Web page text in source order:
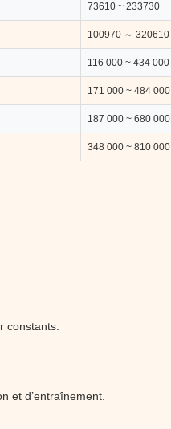
73610 ~ 233730
100970 ～ 320610
116 000 ~ 434 000
171 000 ~ 484 000
187 000 ~ 680 000
348 000 ~ 810 000
constants.
et d’entraînement.